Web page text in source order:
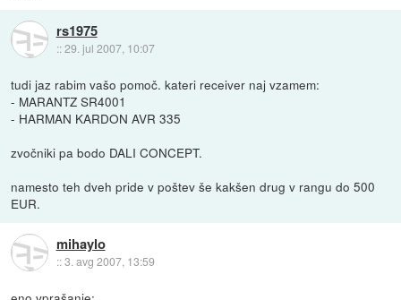
rs1975
::29. jul 2007, 10:07
tudi jaz rabim vašo pomoč. kateri receiver naj vzamem:
- MARANTZ SR4001
- HARMAN KARDON AVR 335
zvočniki pa bodo DALI CONCEPT.
namesto teh dveh pride v poštev še kakšen drug v rangu do 500
EUR.
mihaylo
::3. avg 2007, 13:59